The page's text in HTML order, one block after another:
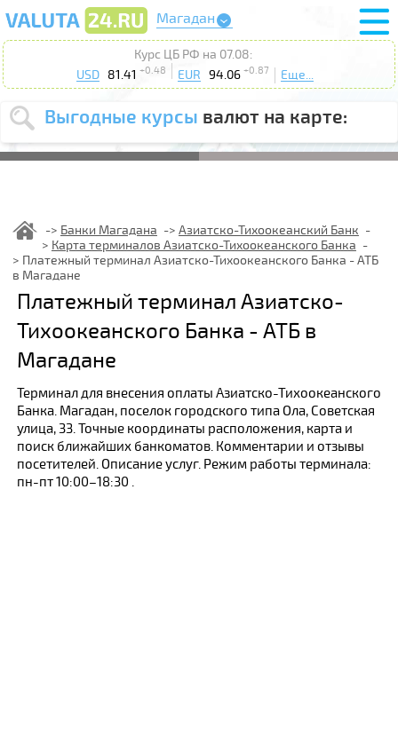
Магадан
Курс ЦБ РФ на 07.08:
USD 81.41 +0.48 EUR 94.06 +0.87 Еще...
Выгодные курсы валют на карте:
Выберите
USD EUR
курс от
Выберите
действие: Продать Купить
Поиск
Банки Магадана
Азиатско-Тихоокеанский Банк
Карта терминалов Азиатско-Тихоокеанского Банка
Платежный терминал Азиатско-Тихоокеанского Банка - АТБ
в Магадане
Платежный терминал Азиатско-
Тихоокеанского Банка - АТБ в
Магадане
Терминал для внесения оплаты Азиатско-Тихоокеанского
Банка. Магадан, поселок городского типа Ола, Советская
улица, 33. Точные координаты расположения, карта и
поиск ближайших банкоматов. Комментарии и отзывы
посетителей. Описание услуг. Режим работы терминала:
пн-пт 10:00–18:30 .